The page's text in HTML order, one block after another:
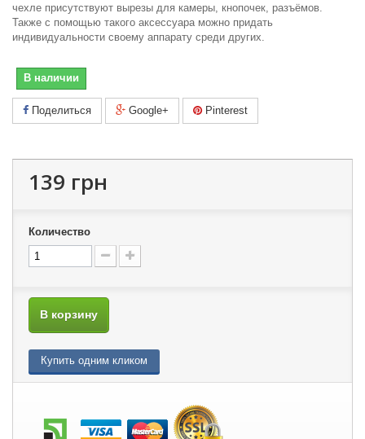
чехле присутствуют вырезы для камеры, кнопочек, разъёмов.
Также с помощью такого аксессуара можно придать
индивидуальности своему аппарату среди других.
В наличии
Поделиться Google+ Pinterest
139 грн
Количество
В корзину
Купить одним кликом